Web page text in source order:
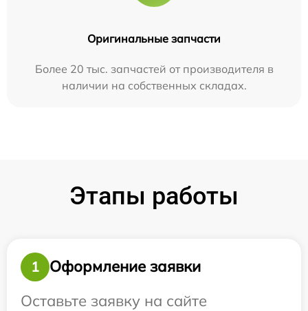
Оригинальные запчасти
Более 20 тыс. запчастей от производителя в
наличии на собственных складах.
Этапы работы
1
Оформление заявки
Оставьте заявку на сайте